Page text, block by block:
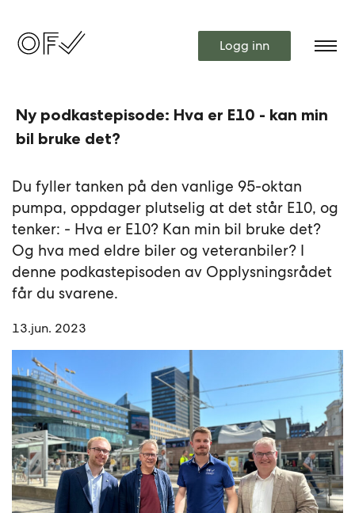
Logg inn
Ny podkastepisode: Hva er E10 - kan min
bil bruke det?
Du fyller tanken på den vanlige 95-oktan
pumpa, oppdager plutselig at det står E10, og
tenker: - Hva er E10? Kan min bil bruke det?
Og hva med eldre biler og veteranbiler? I
denne podkastepisoden av Opplysningsrådet
får du svarene.
13.jun. 2023